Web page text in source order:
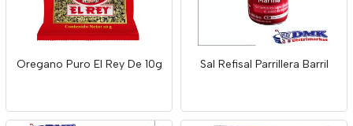
Oregano Puro El Rey De 10g Sal Refisal Parrillera Barril